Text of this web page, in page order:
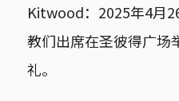
Kitwood：2025年4月
教们出席在圣彼得广场
礼。